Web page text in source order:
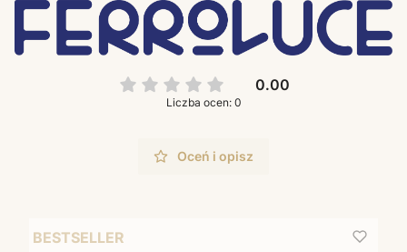
0.00
Liczba ocen: 0
Oceń i opisz
BESTSELLER